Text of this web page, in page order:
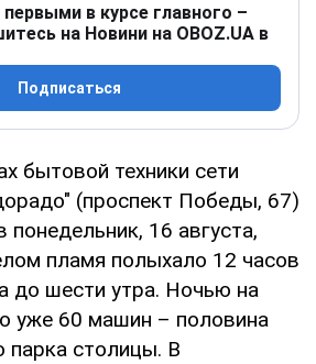
первыми в курсе главного –
на Новини на OBOZ.UA в
Подписаться
бытовой техники сети
(проспект Победы, 67)
16 августа,
пламя полыхало 12 часов
до шести утра. Ночью на
уже 60 машин – половина
парка столицы. В